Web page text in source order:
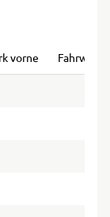
vorne Fahrwerk